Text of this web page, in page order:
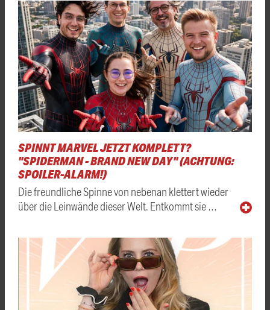
SPINNT MARVEL JETZT KOMPLETT?
"SPIDERMAN - BRAND NEW DAY" (ACHTUNG:
SPOILER-ALARM!)
Die freundliche Spinne von nebenan klettert wieder
über die Leinwände dieser Welt. Entkommt sie …